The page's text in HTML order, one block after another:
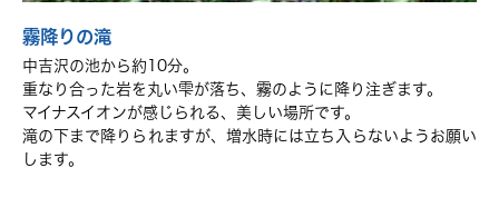
霧降りの滝
中吉沢の池から約10分。
重なり合った岩を丸い雫が落ち、霧のように降り注ぎます。
マイナスイオンが感じられる、美しい場所です。
滝の下まで降りられますが、増水時には立ち入らないようお願い
します。